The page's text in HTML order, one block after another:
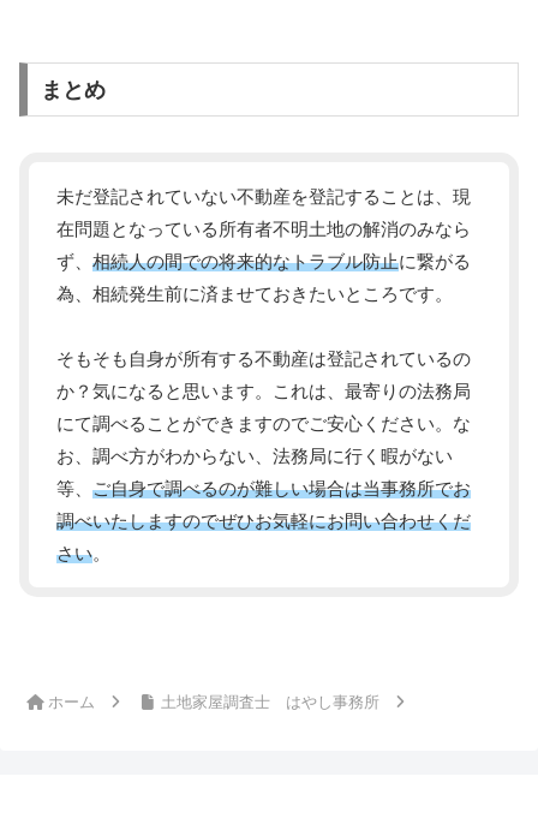
まとめ
未だ登記されていない不動産を登記することは、現
在問題となっている所有者不明土地の解消のみなら
ず、 相続人の間での将来的なトラブル防止に繋がる
為、相続発生前に済ませておきたいところです。
そもそも自身が所有する不動産は登記されているの
か？気になると思います。これは、最寄りの法務局
にて調べることができますのでご安心ください。な
お、調べ方がわからない、法務局に行く暇がない
等、 ご自身で調べるのが難しい場合は当事務所でお
調べいたしますのでぜひお気軽にお問い合わせくだ
さい。
ホーム 土地家屋調査士 はやし事務所